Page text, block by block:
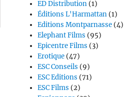
ED Distribution (1)
Éditions L'Harmattan (1)
Editions Montparnasse (4)
Elephant Films (95)
Epicentre Films (3)
Erotique (47)
ESC Conseils (9)
ESC Editions (71)
ESC Films (2)